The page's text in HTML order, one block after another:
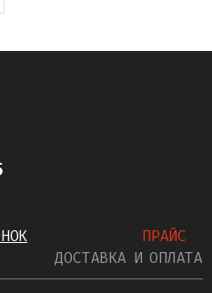
ПРАЙС
ДОСТАВКА И ОПЛАТА